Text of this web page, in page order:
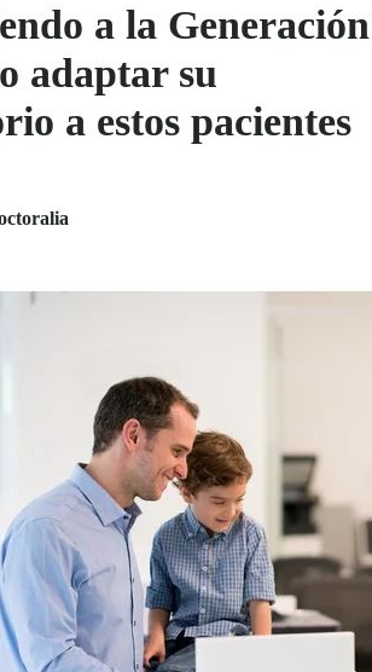
a la Generación
adaptar su
a estos pacientes